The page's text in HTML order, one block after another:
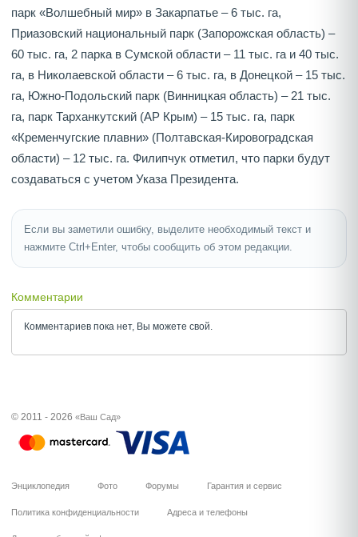
парк «Волшебный мир» в Закарпатье – 6 тыс. га,
Приазовский национальный парк (Запорожская область) –
60 тыс. га, 2 парка в Сумской области – 11 тыс. га и 40 тыс.
га, в Николаевской области – 6 тыс. га, в Донецкой – 15 тыс.
га, Южно-Подольский парк (Винницкая область) – 21 тыс.
га, парк Тарханкутский (АР Крым) – 15 тыс. га, парк
«Кременчугские плавни» (Полтавская-Кировоградская
области) – 12 тыс. га. Филипчук отметил, что парки будут
создаваться с учетом Указа Президента.
Если вы заметили ошибку, выделите необходимый текст и
нажмите Ctrl+Enter, чтобы сообщить об этом редакции.
Комментарии
Комментариев пока нет, Вы можете свой.
© 2011 - 2026 «Ваш Сад»
Энциклопедия Фото Форумы Гарантия и сервис
Политика конфиденциальности Адреса и телефоны